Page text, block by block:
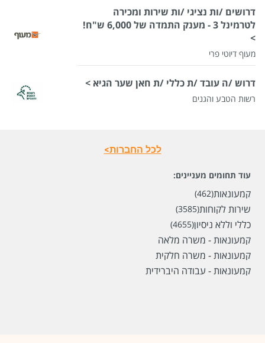
סוג משרה עבודה בלילה,משרה מלאה
מיקום
ירושלים
דרושים /ות נציגי /ות שירות ומכירה
לטרמינל 3 - מענק התמדה של 6,000 ש"ח!
>
מעוף דיוטי פרי
דרוש /ה עובד /ת כללי /ת חאן שער הגיא >
רשות הטבע והגנים
לכל החברות>
עוד תחומים מעניינים:
קמעונאות(462)
שירות לקוחות(3585)
כללי וללא ניסיון(4655)
קמעונאות - משרה מלאה
קמעונאות - משרה חלקית
קמעונאות - עבודה היברידית